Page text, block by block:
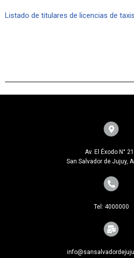
Listado de titulares de licencias de
Av. El Éxodo N°
San Salvador de Jujuy,
Tel: 4000000